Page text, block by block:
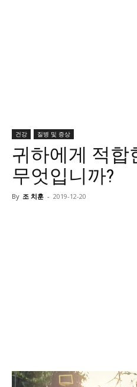
건강 질병 및 증상
귀하에게 적합
무엇입니까?
By 조 치훈 - 2019-12-20